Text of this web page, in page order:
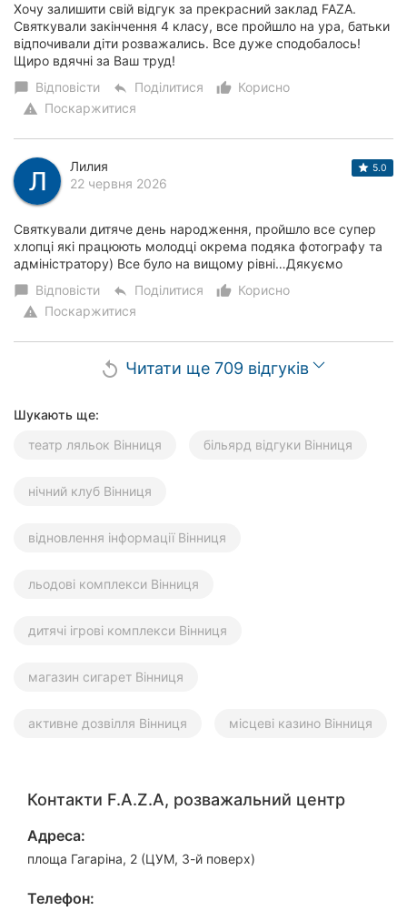
Хочу залишити свій відгук за прекрасний заклад FAZA.
Святкували закінчення 4 класу, все пройшло на ура, батьки
відпочивали діти розважались. Все дуже сподобалось!
Щиро вдячні за Ваш труд!
chat_bubble Відповісти reply Поділитися thumb_up_alt
Корисно
warning Поскаржитися
Лилия
22 червня 2026
5.0
Святкували дитяче день народження, пройшло все супер
хлопці які працюють молодці окрема подяка фотографу та
адміністратору) Все було на вищому рівні…Дякуємо
chat_bubble Відповісти reply Поділитися thumb_up_alt
Корисно
warning Поскаржитися
replay Читати ще 709 відгуків
Шукають ще:
театр ляльок Вінниця
більярд відгуки Вінниця
нічний клуб Вінниця
відновлення інформації Вінниця
льодові комплекси Вінниця
дитячі ігрові комплекси Вінниця
магазин сигарет Вінниця
активне дозвілля Вінниця місцеві казино Вінниця
Контакти F.A.Z.A, розважальний центр
Адреса:
площа Гагаріна, 2 (ЦУМ, 3-й поверх)
Телефон: